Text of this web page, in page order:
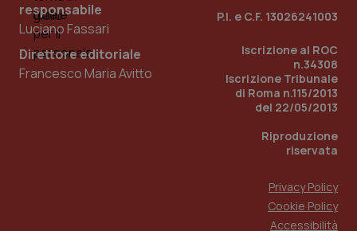
responsabile
Luciano Fassari
Direttore editoriale
Francesco Maria Avitto
P.I. e C.F. 13026241003
Iscrizione al ROC
n.34308
Iscrizione Tribunale
di Roma n.115/2013
del 22/05/2013
Riproduzione
riservata
Privacy Policy
Cookie Policy
Accessibilità
_ga_KM60CM4NPH
mese
Scadenza
1 anno 1
Questo
Scadenza